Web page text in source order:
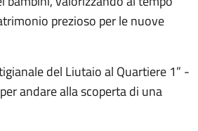
prezioso per le nuove
del Liutaio al Quartiere 1” -
andare alla scoperta di una